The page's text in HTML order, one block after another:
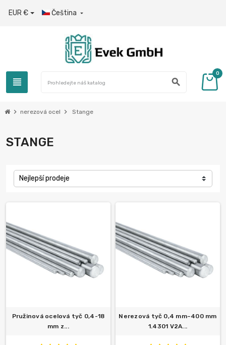
EUR € Čeština 
view_headline search
0
chevron_right nerezová ocel chevron_right Stange
STANGE
Nejlepší prodeje
Pružinová ocelová tyč 0,4-18
mm z...
Nerezová tyč 0,4 mm–400 mm
1.4301 V2A...